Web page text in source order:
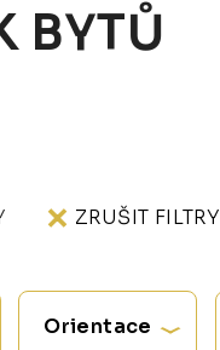
BYTŮ
ZRUŠIT FILTRY
Orientace